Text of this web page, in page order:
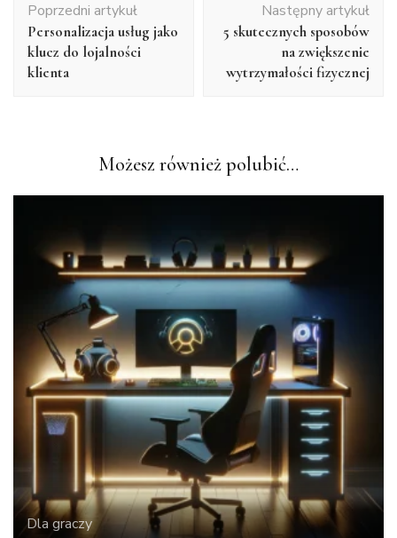
wpisu
Poprzedni artykuł
Personalizacja usług jako
klucz do lojalności
klienta
Następny artykuł
5 skutecznych sposobów
na zwiększenie
wytrzymałości fizycznej
Możesz również polubić…
Dla graczy